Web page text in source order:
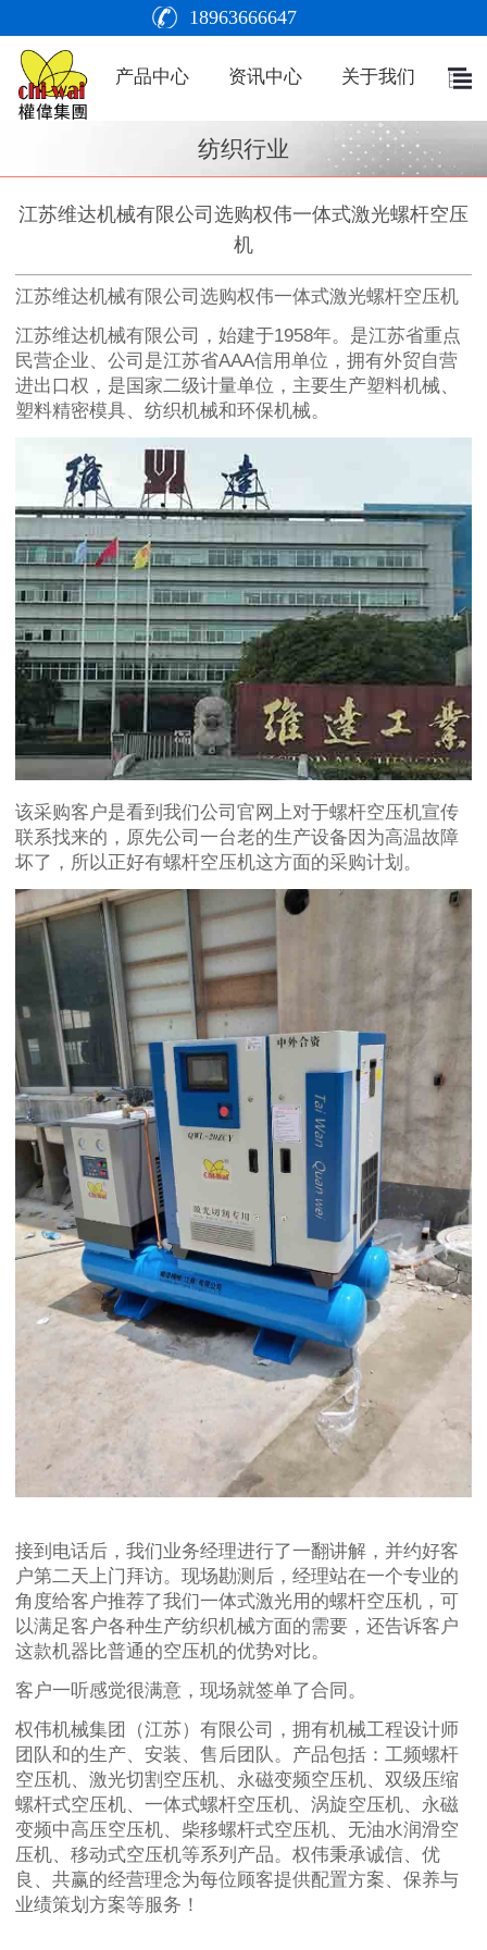
18963666647
产品中心 资讯中心 关于我们
纺织行业
江苏维达机械有限公司选购权伟一体式激光螺杆空压
机
江苏维达机械有限公司选购权伟一体式激光螺杆空压机
江苏维达机械有限公司，始建于1958年。是江苏省重点
民营企业、公司是江苏省AAA信用单位，拥有外贸自营
进出口权，是国家二级计量单位，主要生产塑料机械、
塑料精密模具、纺织机械和环保机械。
该采购客户是看到我们公司官网上对于螺杆空压机宣传
联系找来的，原先公司一台老的生产设备因为高温故障
坏了，所以正好有螺杆空压机这方面的采购计划。
接到电话后，我们业务经理进行了一翻讲解，并约好客
户第二天上门拜访。现场勘测后，经理站在一个专业的
角度给客户推荐了我们一体式激光用的螺杆空压机，可
以满足客户各种生产纺织机械方面的需要，还告诉客户
这款机器比普通的空压机的优势对比。
客户一听感觉很满意，现场就签单了合同。
权伟机械集团（江苏）有限公司，拥有机械工程设计师
团队和的生产、安装、售后团队。产品包括：工频螺杆
空压机、激光切割空压机、永磁变频空压机、双级压缩
螺杆式空压机、一体式螺杆空压机、涡旋空压机、永磁
变频中高压空压机、柴移螺杆式空压机、无油水润滑空
压机、移动式空压机等系列产品。权伟秉承诚信、优
良、共赢的经营理念为每位顾客提供配置方案、保养与
业绩策划方案等服务！